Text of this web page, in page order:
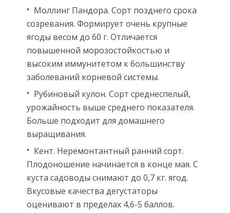
Моллинг Пандора. Сорт позднего срока
созревания. Формирует очень крупные
ягоды весом до 60 г. Отличается
повышенной морозостойкостью и
высоким иммунитетом к большинству
заболеваний корневой системы.
Рубиновый кулон. Сорт среднеспелый,
урожайность выше среднего показателя.
Больше подходит для домашнего
выращивания.
Кент. Неремонтантный ранний сорт.
Плодоношение начинается в конце мая. С
куста садоводы снимают до 0,7 кг. ягод.
Вкусовые качества дегустаторы
оценивают в пределах 4,6-5 баллов.